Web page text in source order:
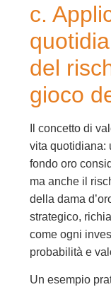
c.
del
gioco
Il concetto di
vita quotidiana:
fondo oro
ma anche il
della dama
strategico,
come ogni
probabilità e
Un esempio